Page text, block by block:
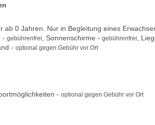
ab 0 Jahren. Nur in Begleitung eines
- gebührenfrei , Sonnenschirme - gebührenfrei ,
- optional gegen Gebühr vor Ort
- optional gegen Gebühr vor Ort